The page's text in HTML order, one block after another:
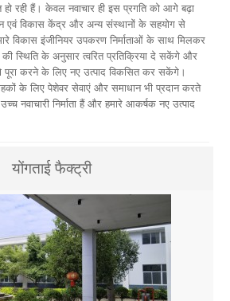
रही हैं। केवल नवाचार ही इस प्रगति को आगे बढ़ा
एवं विकास केंद्र और अन्य संस्थानों के सहयोग से
विकास इंजीनियर उपकरण निर्माताओं के साथ मिलकर
स्थिति के अनुसार त्वरित प्रतिक्रिया दे सकेंगे और
करने के लिए नए उत्पाद विकसित कर सकेंगे।
के लिए पेशेवर सेवाएं और समाधान भी प्रदान करते
नवाचारी निर्माता हैं और हमारे आकर्षक नए उत्पाद
योंगताई फैक्ट्री